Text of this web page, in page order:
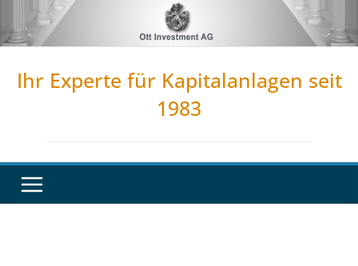
Inhalt
Ihr Experte für Kapitalanlagen seit
1983